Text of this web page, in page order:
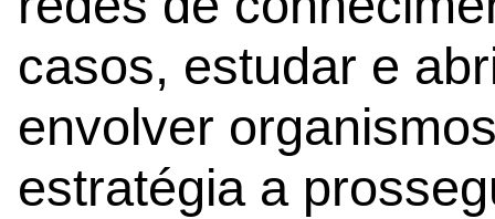
casos, estudar e
envolver
estratégia a